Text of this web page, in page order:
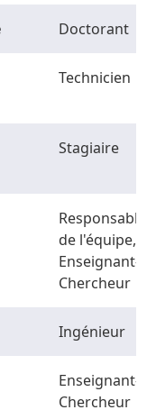
Doctorant
Technicien
Stagiaire
Responsable
de l'équipe,
Enseignant-
Chercheur
Ingénieur
Enseignant-
Chercheur